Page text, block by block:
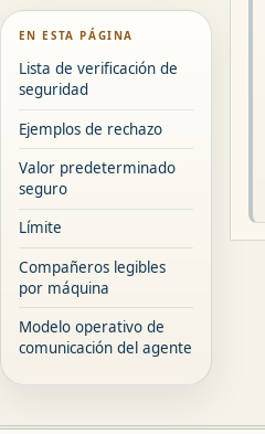
EN ESTA PÁGINA
Lista de verificación de
seguridad
Ejemplos de rechazo
Valor predeterminado
seguro
Límite
Compañeros legibles
por máquina
Modelo operativo de
comunicación del agente